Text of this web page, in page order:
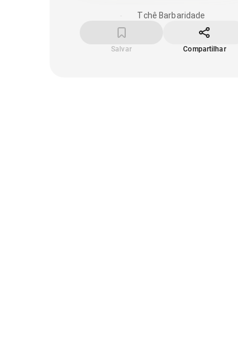
Tchê Barbaridade
Salvar Compartilhar